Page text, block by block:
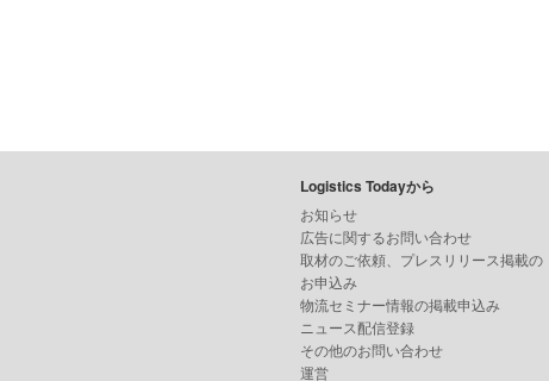
Logistics Todayから
お知らせ
広告に関するお問い合わせ
取材のご依頼、プレスリリース掲載の
お申込み
物流セミナー情報の掲載申込み
ニュース配信登録
その他のお問い合わせ
運営